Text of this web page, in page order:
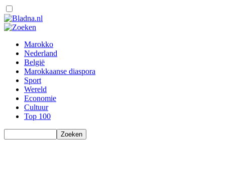
Marokko
Nederland
België
Marokkaanse diaspora
Sport
Wereld
Economie
Cultuur
Top 100